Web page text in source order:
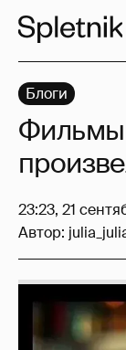
Блоги
Фильмы
23:23, 21
Автор: